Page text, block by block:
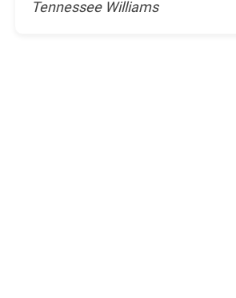
Tennessee Williams